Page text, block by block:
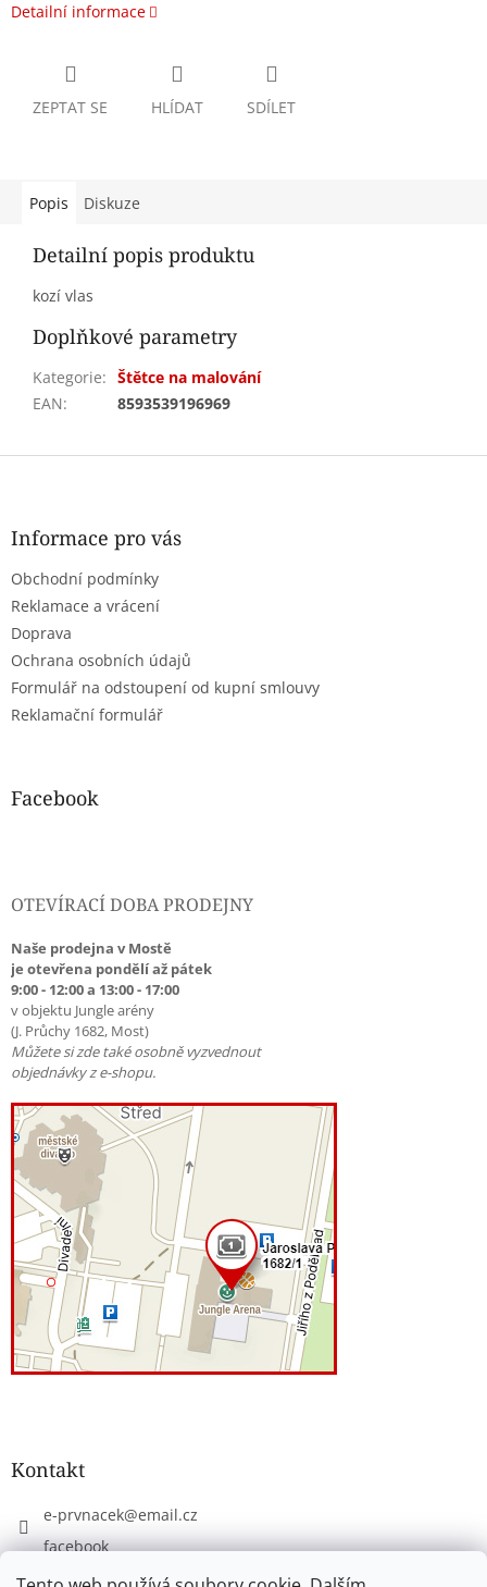
Detailní informace
ZEPTAT SE HLÍDAT SDÍLET
Popis Diskuze
Detailní popis produktu
kozí vlas
Doplňkové parametry
Kategorie: Štětce na malování
EAN: 8593539196969
Z
Informace pro vás
Obchodní podmínky
Reklamace a vrácení
Doprava
Ochrana osobních údajů
Formulář na odstoupení od kupní smlouvy
Reklamační formulář
Facebook
OTEVÍRACÍ DOBA PRODEJNY
Naše prodejna v Mostě
je otevřena pondělí až pátek
9:00 - 12:00 a 13:00 - 17:00
v objektu Jungle arény
(J. Průchy 1682, Most)
Můžete si zde také osobně vyzvednout
objednávky z e-shopu.
Kontakt
e-prvnacek@email.cz
facebook
eprvnacek